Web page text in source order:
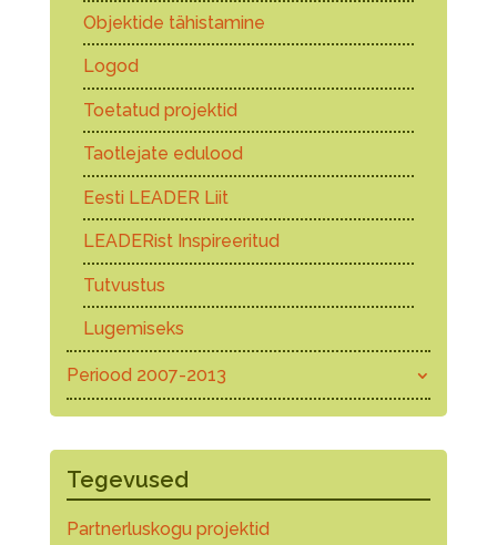
Objektide tähistamine
Logod
Toetatud projektid
Taotlejate edulood
Eesti LEADER Liit
LEADERist Inspireeritud
Tutvustus
Lugemiseks
Periood 2007-2013
Tegevused
Partnerluskogu projektid